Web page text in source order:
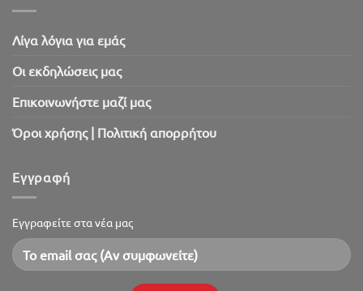
Λίγα λόγια για εμάς
Oι εκδηλώσεις μας
Επικοινωνήστε μαζί μας
Όροι χρήσης | Πολιτική απορρήτου
Εγγραφή
Εγγραφείτε στα νέα μας